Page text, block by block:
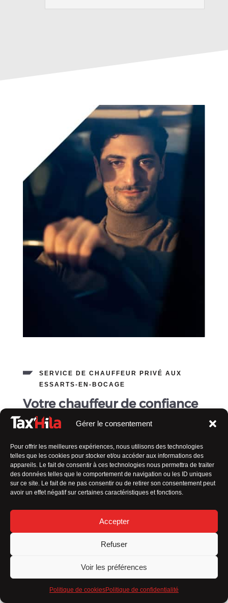
Gérer le consentement
Pour offrir les meilleures expériences, nous utilisons des technologies
telles que les cookies pour stocker et/ou accéder aux informations des
appareils. Le fait de consentir à ces technologies nous permettra de traiter
des données telles que le comportement de navigation ou les ID uniques
sur ce site. Le fait de ne pas consentir ou de retirer son consentement peut
avoir un effet négatif sur certaines caractéristiques et fonctions.
Accepter
Refuser
Voir les préférences
Politique de cookiesPolitique de confidentialité
SERVICE DE CHAUFFEUR PRIVÉ AUX
ESSARTS-EN-BOCAGE
Votre chauffeur de confiance
En tant que
distinguent des autres :
Service personnalisé
Flexibilité
Connaissance locale
Relation de confiance
Tarification transparente
En résumé,mon approche axée sur le client, ma